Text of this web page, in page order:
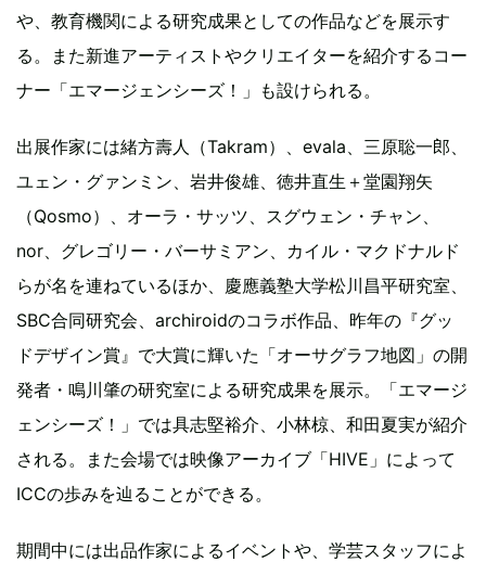
や、教育機関による研究成果としての作品などを展示す
る。また新進アーティストやクリエイターを紹介するコー
ナー「エマージェンシーズ！」も設けられる。
出展作家には緒方壽人（Takram）、evala、三原聡一郎、
ユェン・グァンミン、岩井俊雄、徳井直生＋堂園翔矢
（Qosmo）、オーラ・サッツ、スグウェン・チャン、
nor、グレゴリー・バーサミアン、カイル・マクドナルド
らが名を連ねているほか、慶應義塾大学松川昌平研究室、
SBC合同研究会、archiroidのコラボ作品、昨年の『グッ
ドデザイン賞』で大賞に輝いた「オーサグラフ地図」の開
発者・鳴川肇の研究室による研究成果を展示。「エマージ
ェンシーズ！」では具志堅裕介、小林椋、和田夏実が紹介
される。また会場では映像アーカイブ「HIVE」によって
ICCの歩みを辿ることができる。
期間中には出品作家によるイベントや、学芸スタッフによ